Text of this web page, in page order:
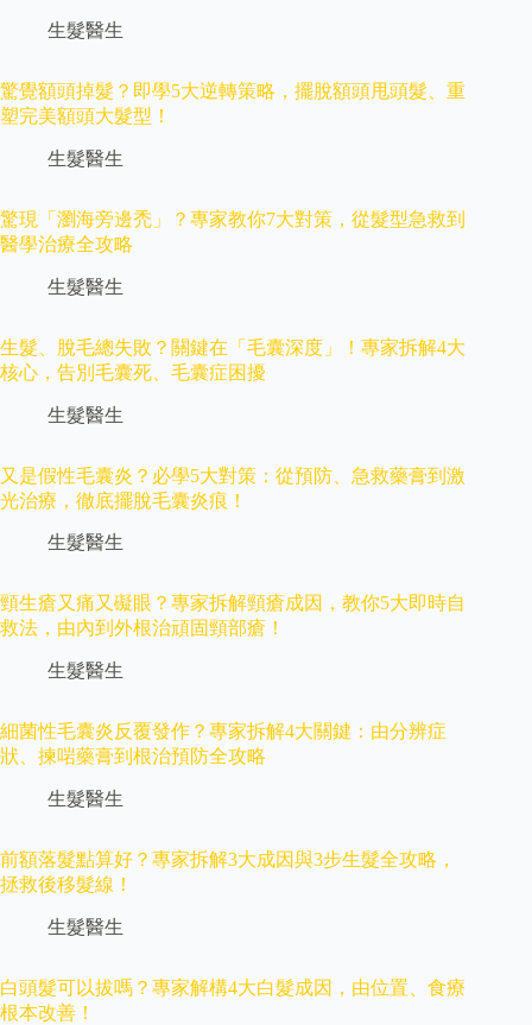
生髮醫生
驚覺額頭掉髮？即學5大逆轉策略，擺脫額頭甩頭髮、重
塑完美額頭大髮型！
生髮醫生
驚現「瀏海旁邊禿」？專家教你7大對策，從髮型急救到
醫學治療全攻略
生髮醫生
生髮、脫毛總失敗？關鍵在「毛囊深度」！專家拆解4大
核心，告別毛囊死、毛囊症困擾
生髮醫生
又是假性毛囊炎？必學5大對策：從預防、急救藥膏到激
光治療，徹底擺脫毛囊炎痕！
生髮醫生
頸生瘡又痛又礙眼？專家拆解頸瘡成因，教你5大即時自
救法，由內到外根治頑固頸部瘡！
生髮醫生
細菌性毛囊炎反覆發作？專家拆解4大關鍵：由分辨症
狀、揀啱藥膏到根治預防全攻略
生髮醫生
前額落髮點算好？專家拆解3大成因與3步生髮全攻略，
拯救後移髮線！
生髮醫生
白頭髮可以拔嗎？專家解構4大白髮成因，由位置、食療
根本改善！